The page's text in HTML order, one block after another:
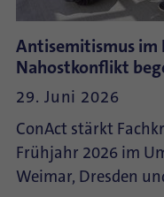
Antisemitismus im
Nahostkonflikt
29. Juni 2026
ConAct stärkt
Frühjahr 2026 im
Weimar, Dresden